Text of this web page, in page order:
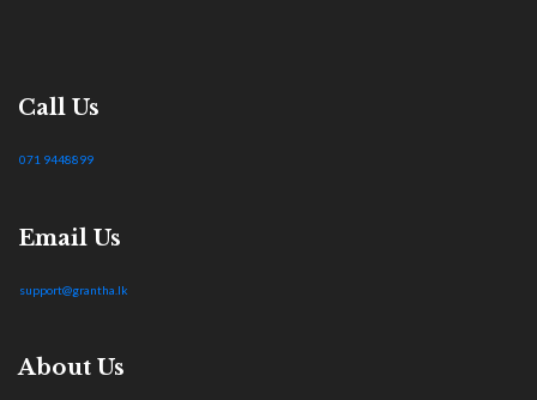
Call Us
071 9448899
Email Us
support@grantha.lk
About Us